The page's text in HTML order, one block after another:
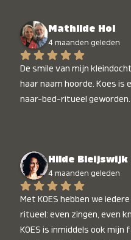
Mathilde Hol
4 maanden geleden
De smile van mijn
haar naam hoorde. Koes is
naar-bed-ritueel geworden.
Hilde Bleijswijk
4 maanden geleden
Met KOES hebben we
ritueel: even zingen, even
KOES is inmiddels ook